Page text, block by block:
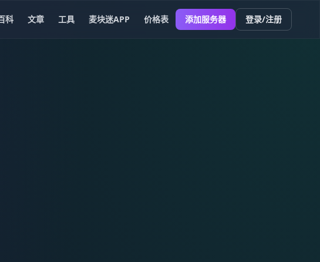
科 文章 工具 麦块迷APP 价格表 添加服务器 登录/注册